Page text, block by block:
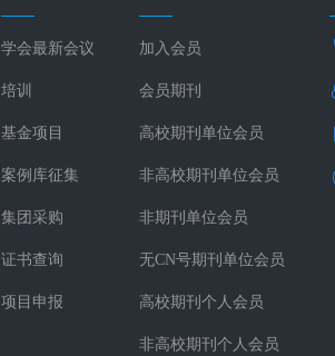
学会最新会议
培训
基金项目
案例库征集
集团采购
证书查询
项目申报
加入会员
会员期刊
高校期刊单位会员
非高校期刊单位会员
非期刊单位会员
无CN号期刊单位会员
高校期刊个人会员
非高校期刊个人会员